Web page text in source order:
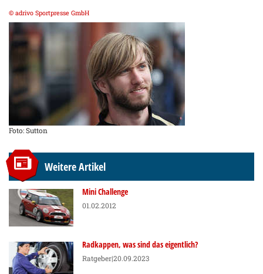
© adrivo Sportpresse GmbH
Foto: Sutton
Weitere Artikel
Mini Challenge
01.02.2012
Radkappen, was sind das eigentlich?
Ratgeber|20.09.2023